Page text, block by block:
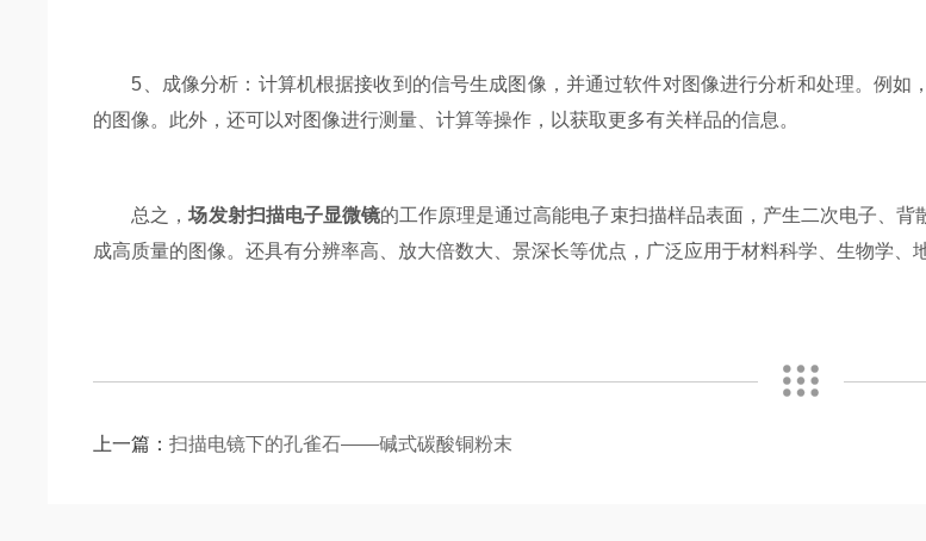
5、成像分析：计算机根据接收到的信号生成图像，并通过软件对图像进行分析和处理。例如
的图像。此外，还可以对图像进行测量、计算等操作，以获取更多有关样品的信息。
总之，场发射扫描电子显微镜的工作原理是通过高能电子束扫描样品表面，产生二次电子、
成高质量的图像。还具有分辨率高、放大倍数大、景深长等优点，广泛应用于材料科学、生物学、
上一篇：扫描电镜下的孔雀石——碱式碳酸铜粉末